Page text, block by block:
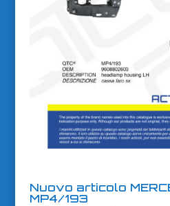
Nuovo articolo
MP4/193